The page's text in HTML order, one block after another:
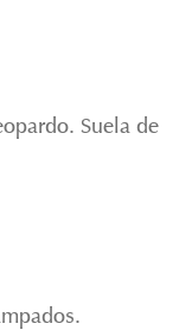
Suela de